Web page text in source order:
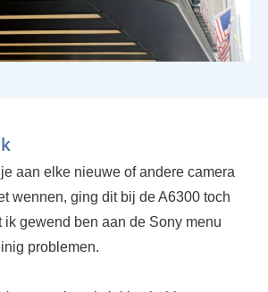
aan elke nieuwe of andere camera
wennen, ging dit bij de A6300 toch
ik gewend ben aan de Sony menu
problemen.